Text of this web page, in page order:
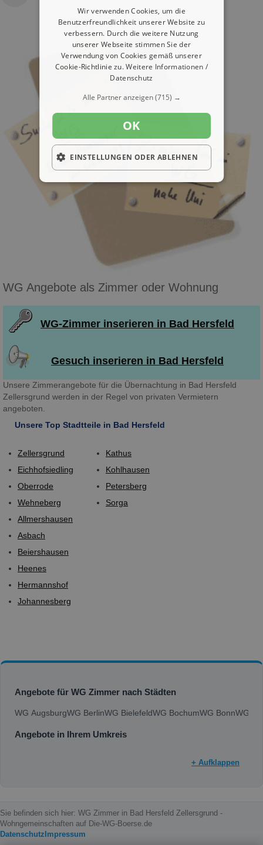
WG Angebote als Zimmer oder Wohnung
WG-Zimmer inserieren in Bad Hersfeld
Gesuch inserieren in Bad Hersfeld
Unsere Zimmerangebote für die Übernachtung in Bad Hersfeld
Zellersgrund werden in der Regel von privaten Vermietern
angeboten.
Unsere Top Stadtteile in Bad Hersfeld
Zellersgrund
Eichhofsiedling
Oberrode
Wehneberg
Allmershausen
Asbach
Beiershausen
Heenes
Hermannshof
Johannesberg
Kathus
Kohlhausen
Petersberg
Sorga
Angebote für WG Zimmer nach Städten
WG AugsburgWG BerlinWG BielefeldWG BochumWG BonnWG
Angebote in Ihrem Umkreis
+ Aufklappen
Sie befinden sich hier: WG Zimmer in Bad Hersfeld Zellersgrund -
Wohngemeinschaften auf Die-WG-Boerse.de
Datenschutz Impressum
Wir verwenden Cookies, um die
Benutzerfreundlichkeit unserer Website zu
verbessern. Durch die weitere Nutzung
unserer Webseite stimmen Sie der
Verwendung von Cookies gemäß unserer
Cookie-Richtlinie zu.Weitere Informationen /
Datenschutz
Alle Partner anzeigen(715) →
OK
EINSTELLUNGEN ODER ABLEHNEN